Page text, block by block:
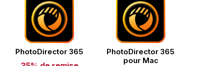
PhotoDirector 365
PhotoDirector 365
pour Mac